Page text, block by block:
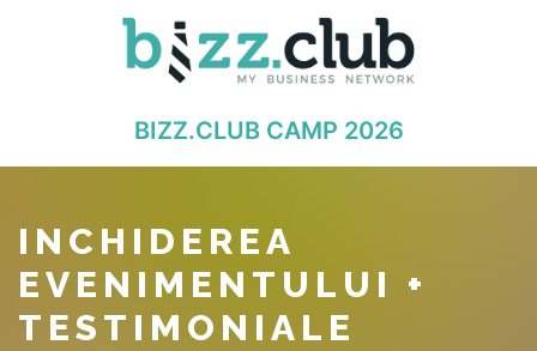
BIZZ.CLUB CAMP 2026
INCHIDEREA
EVENIMENTULUI +
TESTIMONIALE